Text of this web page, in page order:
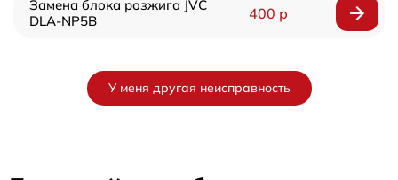
Замена блока розжига JVC
DLA-NP5B
400 р
У меня другая неисправность